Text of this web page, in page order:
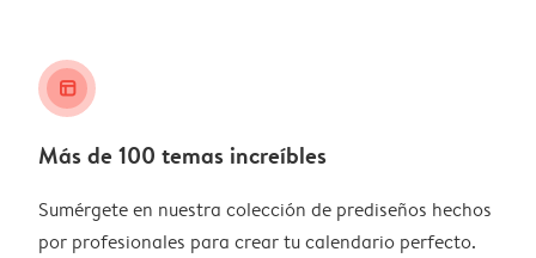
layout_alt
Más de 100 temas increíbles
Sumérgete en nuestra colección de prediseños hechos
por profesionales para crear tu calendario perfecto.